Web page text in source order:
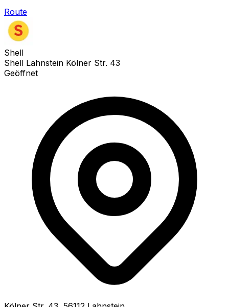
Route
Shell
Shell Lahnstein Kölner Str. 43
Geöffnet